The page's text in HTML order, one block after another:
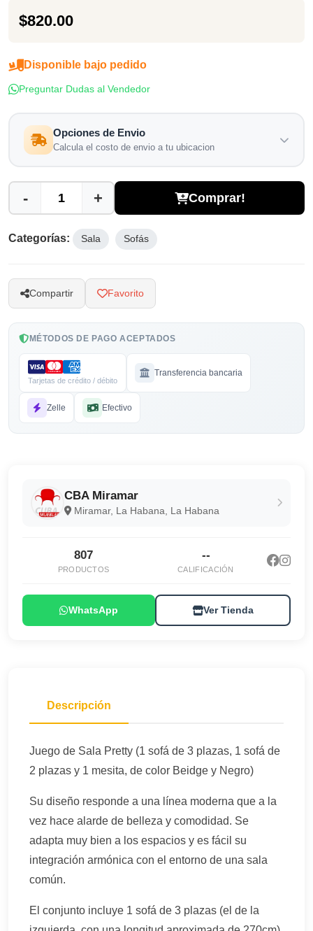
$820.00
Disponible bajo pedido
Preguntar Dudas al Vendedor
Opciones de Envio
Calcula el costo de envio a tu ubicacion
- + Comprar!
Categorías: Sala Sofás
Compartir Favorito
MÉTODOS DE PAGO ACEPTADOS
Tarjetas de crédito / débito
Transferencia bancaria
Zelle Efectivo
CBA Miramar
Miramar, La Habana, La Habana
807
PRODUCTOS
--
CALIFICACIÓN
WhatsApp Ver Tienda
Descripción
Juego de Sala Pretty (1 sofá de 3 plazas, 1 sofá de
2 plazas y 1 mesita, de color Beidge y Negro)
Su diseño responde a una línea moderna que a la
vez hace alarde de belleza y comodidad. Se
adapta muy bien a los espacios y es fácil su
integración armónica con el entorno de una sala
común.
El conjunto incluye 1 sofá de 3 plazas (el de la